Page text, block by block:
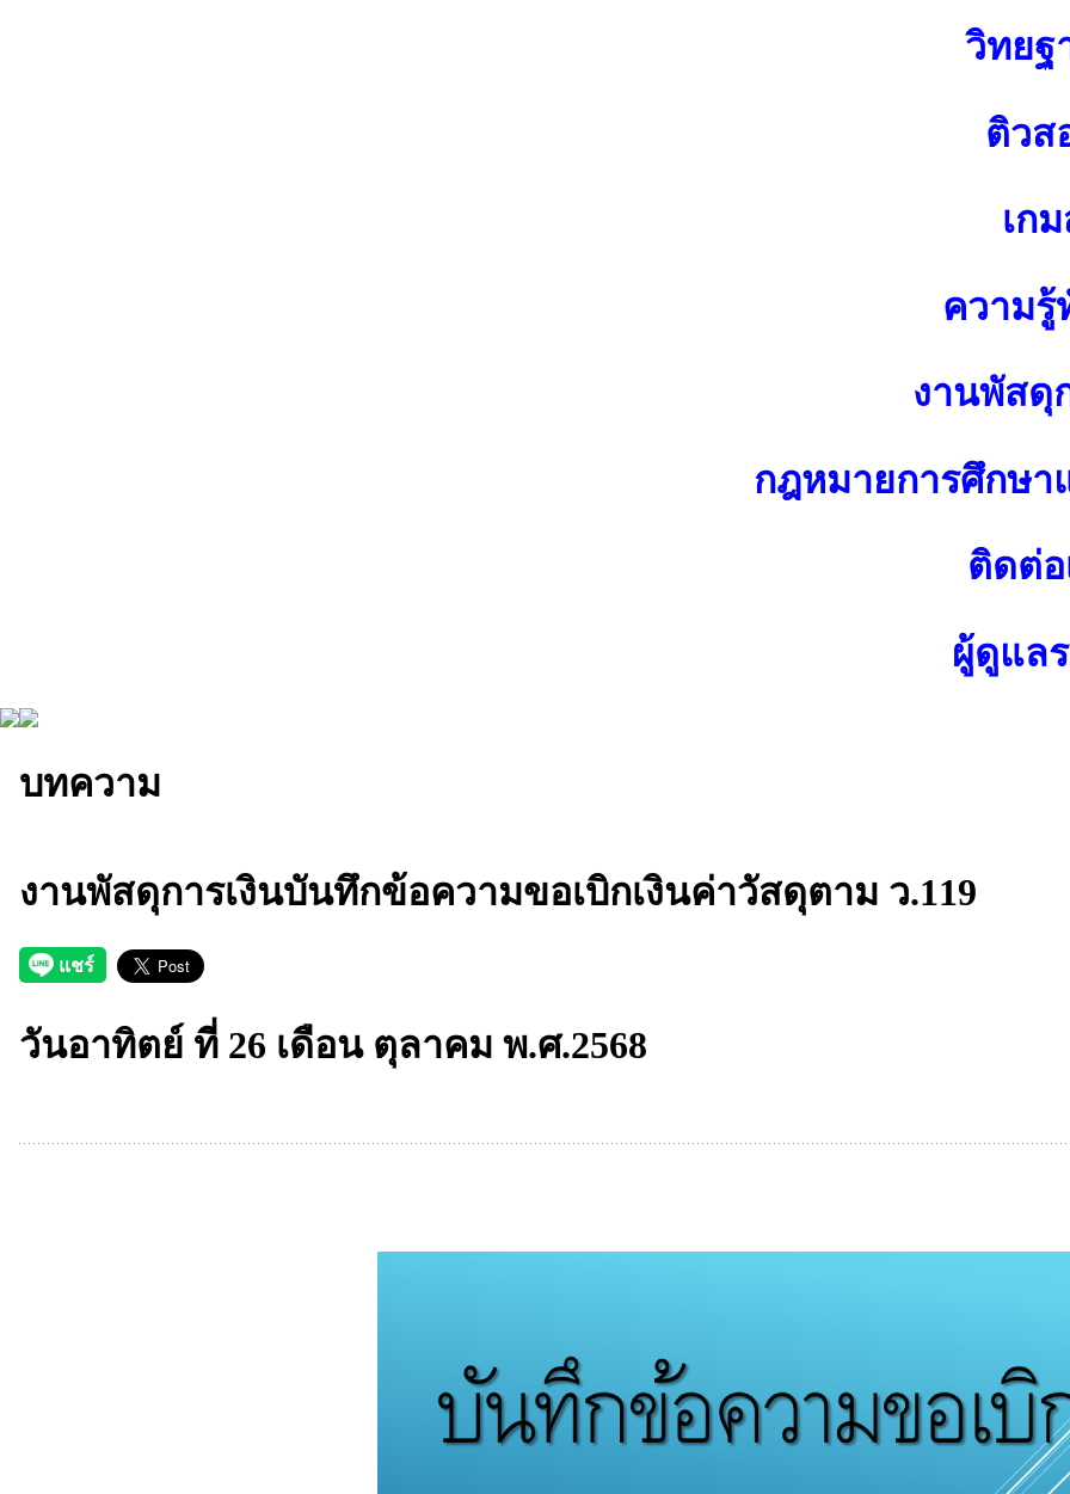
วิทยฐ
ติวส
เก
ความรู้
งานพัสดุ
กฎหมายการศึกษ
ติดต่อ
ผู้ดูแล
บทความ
งานพัสดุการเงินบันทึกข้อความขอเบิกเงินค่าวัสดุตาม ว.119
วันอาทิตย์ ที่ 26 เดือน ตุลาคม พ.ศ.2568